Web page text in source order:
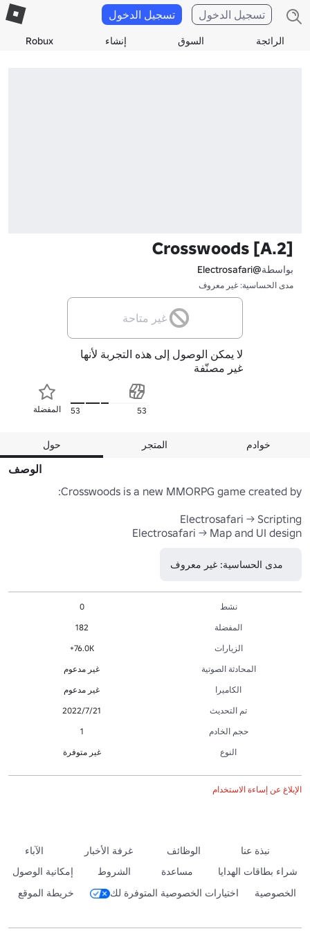
الرائجة السوق إنشاء Robux
تسجيل الدخول تسجيل الدخول
Crosswoods [A.2]
بواسطة@Electrosafari
مدى الحساسية: غير معروف
غير متاحة
لا يمكن الوصول إلى هذه التجربة لأنها
غير مصنّفة
المفضلة 53 53
حول المتجر خوادم
الوصف
Electrosafari -> Map and UI design
مدى الحساسية: غير معروف
نشط
0
المفضلة
182
الزيارات
76.0K+
المحادثة الصوتية
غير مدعوم
الكاميرا
غير مدعوم
تم التحديث
21‏/7‏/2022
حجم الخادم
1
النوع
غير متوفرة
الإبلاغ عن إساءة الاستخدام
نبذة عنا الوظائف غرفة الأخبار
الآباء
شراء بطاقات الهدايا
مساعدة الشروط
إمكانية الوصول
الخصوصية
اختيارات الخصوصية المتوفرة لك خريطة الموقع